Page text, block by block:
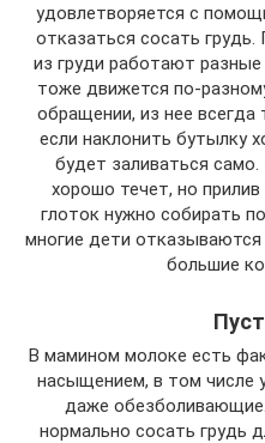
удовлетворяется с
отказаться сосать
из груди работают
тоже движется по-
обращении, из нее
если наклонить бутылку
будет заливаться
хорошо течет, но прилив
глоток нужно собирать
многие дети
большие
В мамином молоке есть
насыщением, в том числе
даже
нормально сосать грудь